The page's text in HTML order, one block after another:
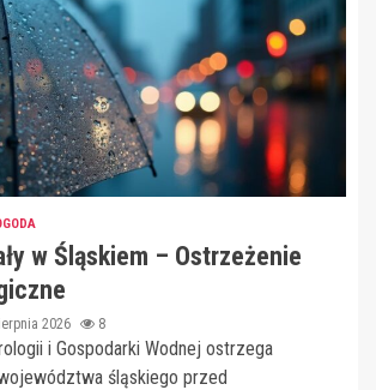
w Śląskiem – Ostrzeżenie
2026 8
i Gospodarki Wodnej ostrzega
śląskiego przed